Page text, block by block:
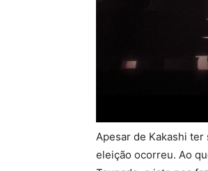
Apesar de Kakashi
eleição ocorreu. Ao